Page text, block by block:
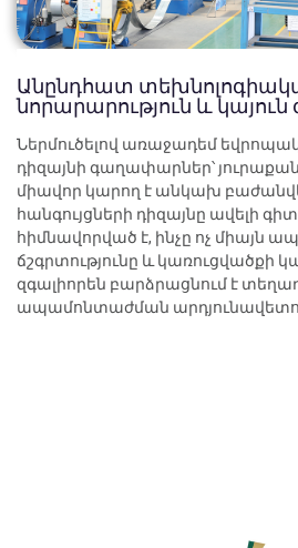
Անընդհատ
նորարարություն և
Ներմուծելով առաջադեմ
դիզայնի գաղափարներ՝
միավոր կարող է անկախ
հանգույցների դիզայնը ավելի
հիմնավորված է, ինչը ոչ միայն
ճշգրտությունը և կառուցվածքի
զգալիորեն բարձրացնում է
ապամոնտաժման